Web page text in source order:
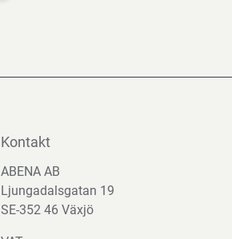
Kontakt
ABENA AB
Ljungadalsgatan 19
SE-352 46 Växjö